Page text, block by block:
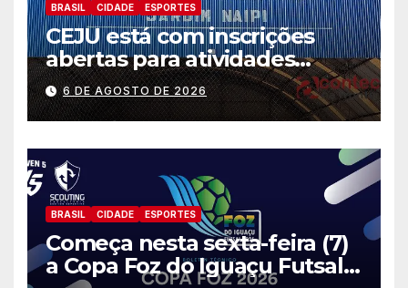
BRASIL CIDADE ESPORTES
CEJU está com inscrições
abertas para atividades
gratuitas
6 DE AGOSTO DE 2026
BRASIL CIDADE ESPORTES
Começa nesta sexta-feira (7)
a Copa Foz do Iguaçu Futsal